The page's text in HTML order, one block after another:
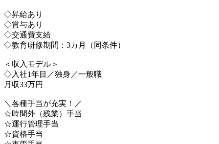
◇昇給あり
◇賞与あり
◇交通費支給
◇教育研修期間：3カ月（同条件）
＜収入モデル＞
◇入社1年目／独身／一般職
月収33万円
＼各種手当が充実！／
☆時間外（残業）手当
☆運行管理手当
☆資格手当